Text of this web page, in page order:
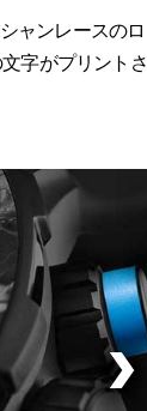
ャンレースのロ
字がプリントさ